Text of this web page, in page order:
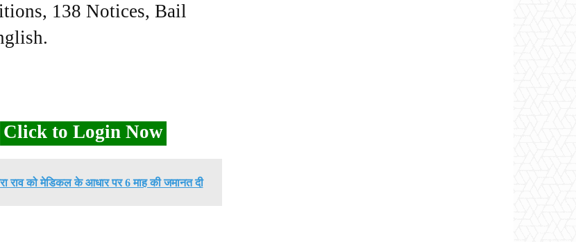
138 Notices, Bail
Click to Login Now
राव को मेडिकल के आधार पर 6 माह की जमानत दी